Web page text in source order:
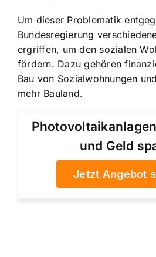
Um dieser Problematik
Bundesregierung
ergriffen, um den sozialen
fördern. Dazu gehören
Bau von Sozialwohnungen
mehr Bauland.
und Geld
Jetzt Angebot